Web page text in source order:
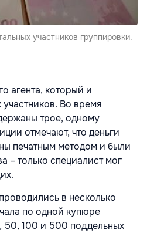
участников группировки.
агента, который и
участников. Во время
трое, одному
отмечают, что деньги
печатным методом и были
– только специалист мог
в несколько
по одной купюре
50, 100 и 500 поддельных